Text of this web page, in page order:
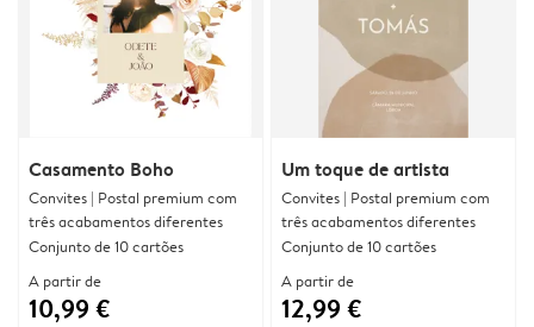
Casamento Boho
Convites | Postal premium com
três acabamentos diferentes
Conjunto de 10 cartões
A partir de
10,99 €
Um toque de artista
Convites | Postal premium com
três acabamentos diferentes
Conjunto de 10 cartões
A partir de
12,99 €